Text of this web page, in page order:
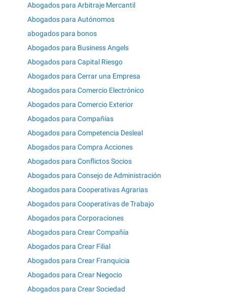
Abogados para Arbitraje Mercantil
Abogados para Autónomos
abogados para bonos
Abogados para Business Angels
Abogados para Capital Riesgo
Abogados para Cerrar una Empresa
Abogados para Comercio Electrónico
Abogados para Comercio Exterior
Abogados para Compañías
Abogados para Competencia Desleal
Abogados para Compra Acciones
Abogados para Conflictos Socios
Abogados para Consejo de Administración
Abogados para Cooperativas Agrarias
Abogados para Cooperativas de Trabajo
Abogados para Corporaciones
Abogados para Crear Compañía
Abogados para Crear Filial
Abogados para Crear Franquicia
Abogados para Crear Negocio
Abogados para Crear Sociedad